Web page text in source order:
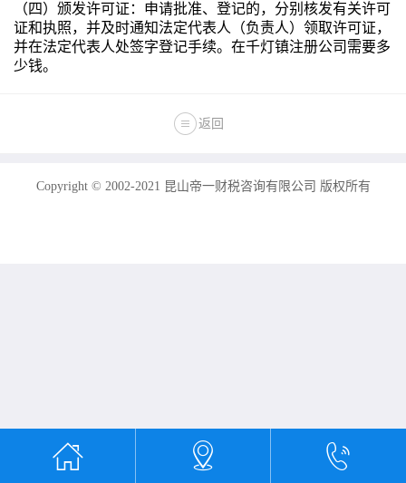
（四）颁发许可证：申请批准、登记的，分别核发有关许可
证和执照，并及时通知法定代表人（负责人）领取许可证，
并在法定代表人处签字登记手续。在千灯镇注册公司需要多
少钱。
返回
Copyright © 2002-2021 昆山帝一财税咨询有限公司 版权所有